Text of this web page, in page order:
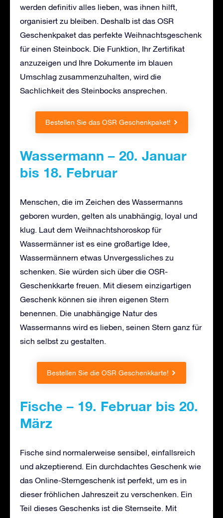
werden definitiv alles lieben, was ihnen hilft,
organisiert zu bleiben. Deshalb ist das OSR
Geschenkpaket das perfekte Weihnachtsgeschenk
für einen Steinbock. Die Funktion, Ihr Zertifikat
anzuzeigen und Ihre Dokumente im blauen
Umschlag zusammenzuhalten, wird die
Sachlichkeit des Steinbocks ansprechen.
Bestellen Sie das OSR Geschenkpaket!
Wassermann – 20. Januar
bis 18. Februar
Menschen, die im Zeichen des Wassermanns
geboren wurden, gelten als unabhängig, loyal und
klug. Laut dem Weihnachtshoroskop für
Wassermänner ist es eine großartige Idee,
Wassermännern etwas Unvergessliches zu
schenken. Sie würden sich über die OSR-
Geschenkkarte freuen. Mit diesem einzigartigen
Geschenk können sie ihren eigenen Stern
benennen. Die unabhängige Natur des
Wassermanns wird es lieben, seinen Stern ganz für
sich selbst zu gestalten.
Bestellen Sie die OSR Geschenkkarte!
Fische – 19. Februar bis 20.
März
Fische sind normalerweise sensibel, einfallsreich
und akzeptierend. Ein durchdachtes Geschenk wie
das Online-Sterngeschenk ist perfekt, um es in
dieser fröhlichen Jahreszeit zu verschenken. Ein
Teil dieses Geschenks ist die Sternseite. Mit